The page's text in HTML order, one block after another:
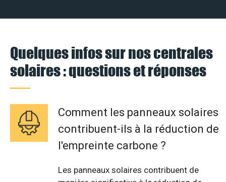
Quelques infos sur nos centrales
solaires : questions et réponses
Comment les panneaux solaires
contribuent-ils à la réduction de
l'empreinte carbone ?
Les panneaux solaires contribuent de